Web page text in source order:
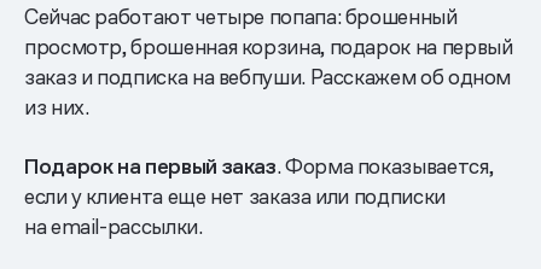
Сейчас работают четыре попапа: брошенный
просмотр, брошенная корзина, подарок на первый
заказ и подписка на вебпуши. Расскажем об одном
из них.
Подарок на первый заказ. Форма показывается,
если у клиента еще нет заказа или подписки
на email-рассылки.